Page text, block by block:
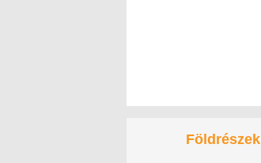
Földrészek